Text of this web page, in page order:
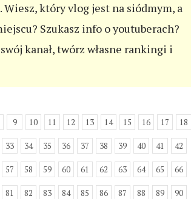
który vlog jest na siódmym, a
Szukasz info o youtuberach?
kanał, twórz własne rankingi i
9 10 11 12 13 14 15 16 17 18
33 34 35 36 37 38 39 40 41 42
57 58 59 60 61 62 63 64 65 66
81 82 83 84 85 86 87 88 89 90